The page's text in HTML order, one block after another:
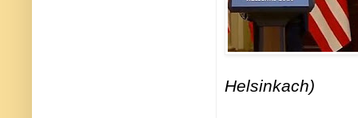
Helsinkach)